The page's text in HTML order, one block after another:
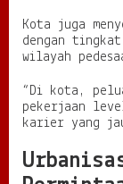
Kota juga
dengan
wilayah
“Di kota,
pekerjaan
karier yang